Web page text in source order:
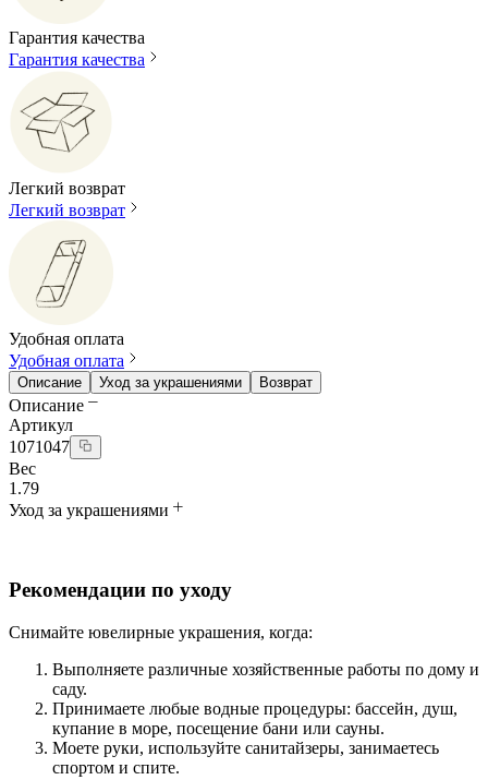
Гарантия качества
Гарантия качества
Легкий возврат
Легкий возврат
Удобная оплата
Удобная оплата
Описание Уход за украшениями Возврат
Описание
Артикул
1071047
Вес
1.79
Уход за украшениями
Рекомендации по уходу
Снимайте ювелирные украшения, когда:
Выполняете различные хозяйственные работы по дому и
саду.
Принимаете любые водные процедуры: бассейн, душ,
купание в море, посещение бани или сауны.
Моете руки, используйте санитайзеры, занимаетесь
спортом и спите.